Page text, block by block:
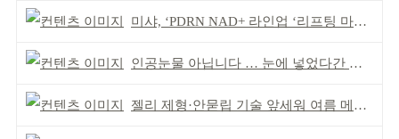
미샤, ‘PDRN NAD+ 라인업 ‘리프팅 마스크’ 출시
인공눈물 아닙니다 … 눈에 넣었다간 각막 손상
젤리 제형·안묻립 기술 앞세워 여름 메이크업 시장 공략